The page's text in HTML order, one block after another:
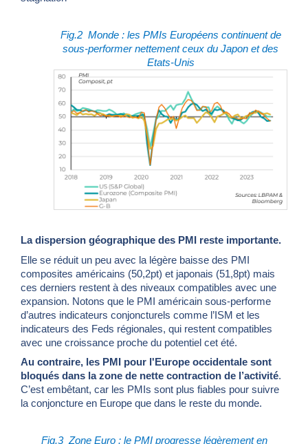
Fig.2 Monde : les PMIs Européens continuent de
sous-performer nettement ceux du Japon et des
Etats-Unis
La dispersion géographique des PMI reste importante.
Elle se réduit un peu avec la légère baisse des PMI
composites américains (50,2pt) et japonais (51,8pt) mais
ces derniers restent à des niveaux compatibles avec une
expansion. Notons que le PMI américain sous-performe
d’autres indicateurs conjoncturels comme l’ISM et les
indicateurs des Feds régionales, qui restent compatibles
avec une croissance proche du potentiel cet été.
Au contraire, les PMI pour l'Europe occidentale sont
bloqués dans la zone de nette contraction de l’activité.
C’est embêtant, car les PMIs sont plus fiables pour suivre
la conjoncture en Europe que dans le reste du monde.
Fig.3 Zone Euro : le PMI progresse légèrement en